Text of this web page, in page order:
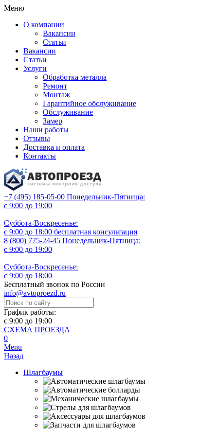
Меню
О компании
Вакансии
Статьи
Вакансии
Статьи
Услуги
Обработка металла
Ремонт
Монтаж
Гарантийное обслуживание
Обслуживание
Замер
Наши работы
Отзывы
Доставка и оплата
Контакты
+7 (495) 185-05-00 Понедельник-Пятница:
с 9:00 до 19:00
Суббота-Воскресенье:
с 9:00 до 18:00 бесплатная консультация
8 (800) 775-24-45 Понедельник-Пятница:
с 9:00 до 19:00
Суббота-Воскресенье:
с 9:00 до 18:00
Бесплатный звонок по России
info@avtoproezd.ru
График работы:
с 9:00 до 19:00
СХЕМА ПРОЕЗДА
0
Menu
Назад
Шлагбаумы